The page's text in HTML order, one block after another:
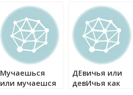
Мучаешься
или мучаешся
ДЕвичья или
девИчья как